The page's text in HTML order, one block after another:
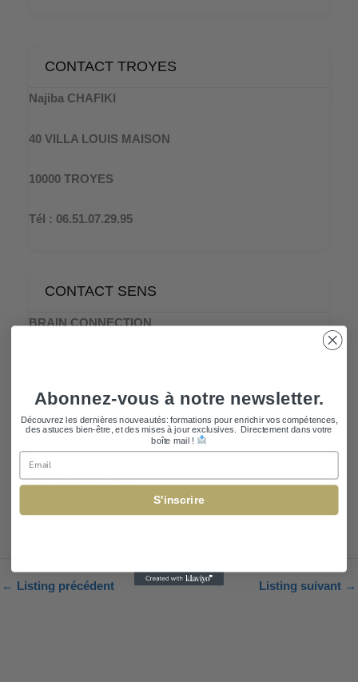
CONTACT TROYES
Najiba CHAFIKI
40 VILLA LOUIS MAISON
10000 TROYES
Tél : 06.51.07.29.95
CONTACT SENS
BRAIN CONNECTION
2 Impasse de la Demi Lune
Tél : 07.82.28.76.04
← Listing précédent Listing suivant →
Abonnez-vous à notre newsletter.
Découvrez les dernières nouveautés: formations pour enrichir vos compétences,
des astuces bien-être, et des mises à jour exclusives. Directement dans votre
boîte mail !
Email
S'inscrire